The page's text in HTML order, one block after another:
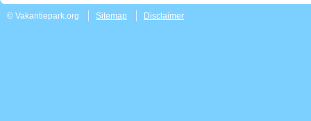
© Vakantiepark.org Sitemap Disclaimer